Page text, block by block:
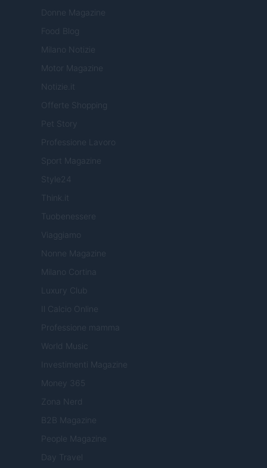
Donne Magazine
Food Blog
Milano Notizie
Motor Magazine
Notizie.it
Offerte Shopping
Pet Story
Professione Lavoro
Sport Magazine
Style24
Think.it
Tuobenessere
Viaggiamo
Nonne Magazine
Milano Cortina
Luxury Club
Il Calcio Online
Professione mamma
World Music
Investimenti Magazine
Money 365
Zona Nerd
B2B Magazine
People Magazine
Day Travel